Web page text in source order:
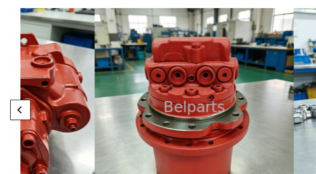
61290 RC157-78000 মিনি খননকারীর যন্ত্রাংশের
61290 RB559-61290 RC157-78000